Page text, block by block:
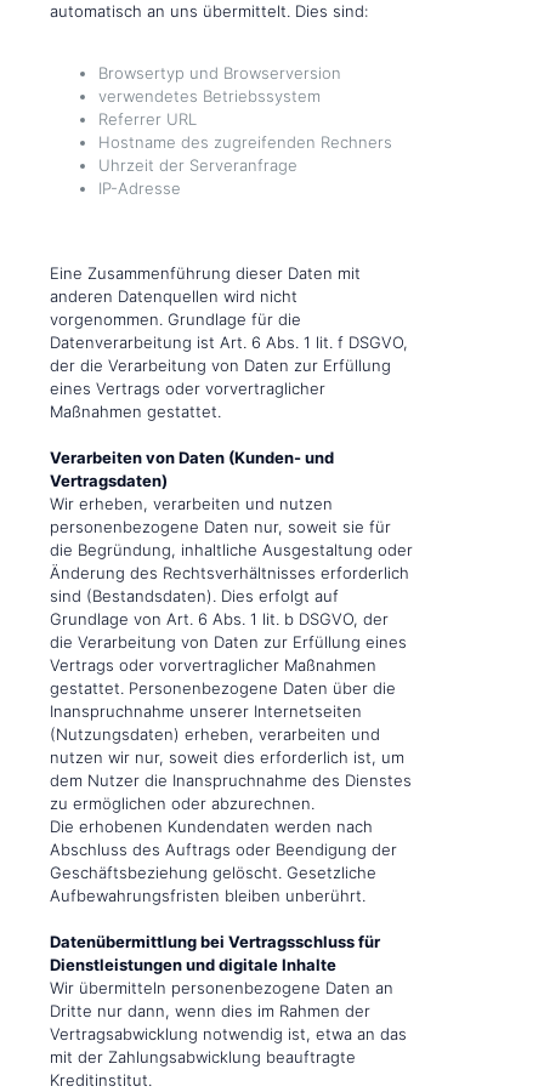
automatisch an uns übermittelt. Dies sind:
Browsertyp und Browserversion
verwendetes Betriebssystem
Referrer URL
Hostname des zugreifenden Rechners
Uhrzeit der Serveranfrage
IP-Adresse
Eine Zusammenführung dieser Daten mit
anderen Datenquellen wird nicht
vorgenommen. Grundlage für die
Datenverarbeitung ist Art. 6 Abs. 1 lit. f DSGVO,
der die Verarbeitung von Daten zur Erfüllung
eines Vertrags oder vorvertraglicher
Maßnahmen gestattet.
Verarbeiten von Daten (Kunden- und
Vertragsdaten)
Wir erheben, verarbeiten und nutzen
personenbezogene Daten nur, soweit sie für
die Begründung, inhaltliche Ausgestaltung oder
Änderung des Rechtsverhältnisses erforderlich
sind (Bestandsdaten). Dies erfolgt auf
Grundlage von Art. 6 Abs. 1 lit. b DSGVO, der
die Verarbeitung von Daten zur Erfüllung eines
Vertrags oder vorvertraglicher Maßnahmen
gestattet. Personenbezogene Daten über die
Inanspruchnahme unserer Internetseiten
(Nutzungsdaten) erheben, verarbeiten und
nutzen wir nur, soweit dies erforderlich ist, um
dem Nutzer die Inanspruchnahme des Dienstes
zu ermöglichen oder abzurechnen.
Die erhobenen Kundendaten werden nach
Abschluss des Auftrags oder Beendigung der
Geschäftsbeziehung gelöscht. Gesetzliche
Aufbewahrungsfristen bleiben unberührt.
Datenübermittlung bei Vertragsschluss für
Dienstleistungen und digitale Inhalte
Wir übermitteln personenbezogene Daten an
Dritte nur dann, wenn dies im Rahmen der
Vertragsabwicklung notwendig ist, etwa an das
mit der Zahlungsabwicklung beauftragte
Kreditinstitut.